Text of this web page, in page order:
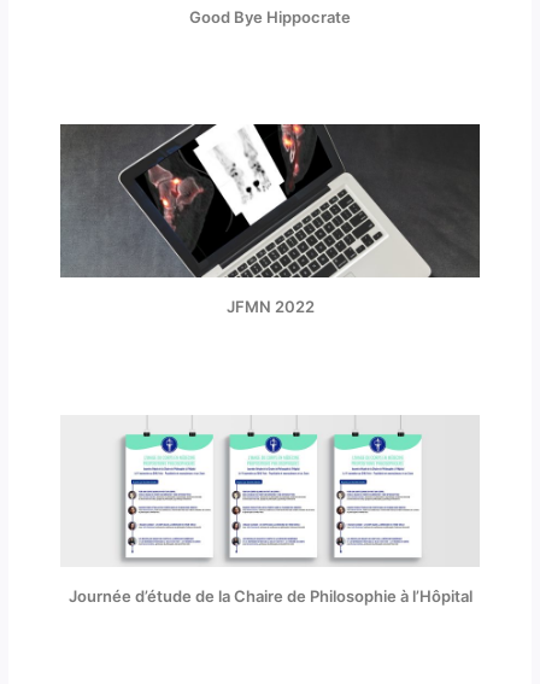
Good Bye Hippocrate
JFMN 2022
Journée d’étude de la Chaire de Philosophie à l’Hôpital